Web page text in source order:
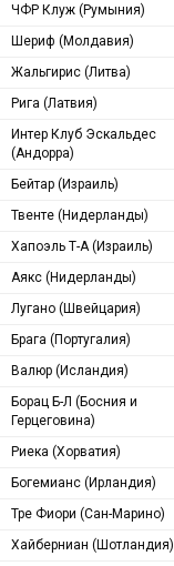
ЧФР Клуж (Румыния)
Шериф (Молдавия)
Жальгирис (Литва)
Рига (Латвия)
Интер Клуб Эскальдес
(Андорра)
Бейтар (Израиль)
Твенте (Нидерланды)
Хапоэль Т-А (Израиль)
Аякс (Нидерланды)
Лугано (Швейцария)
Брага (Португалия)
Валюр (Исландия)
Борац Б-Л (Босния и
Герцеговина)
Риека (Хорватия)
Богемианс (Ирландия)
Тре Фиори (Сан-Марино)
Хайберниан (Шотландия)